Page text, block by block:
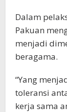
Dalam
Pakuan
menjadi
beragama.
“Yang
toleransi
kerja sama